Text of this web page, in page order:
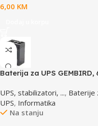
6,00 KM
Baterija za UPS GEMBIRD,
UPS, stabilizatori, ..., Baterije
UPS, Informatika
Na stanju